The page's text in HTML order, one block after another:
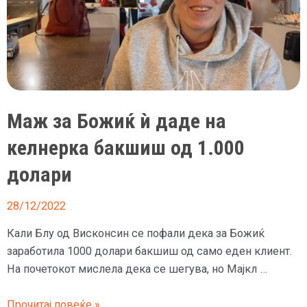
Маж за Божиќ ѝ даде на
келнерка бакшиш од 1.000
долари
28/12/2022
Кали Блу од Висконсин се пофали дека за Божиќ
заработила 1000 долари бакшиш од само еден клиент.
На почетокот мислела дека се шегува, но Мајкл …
Маж